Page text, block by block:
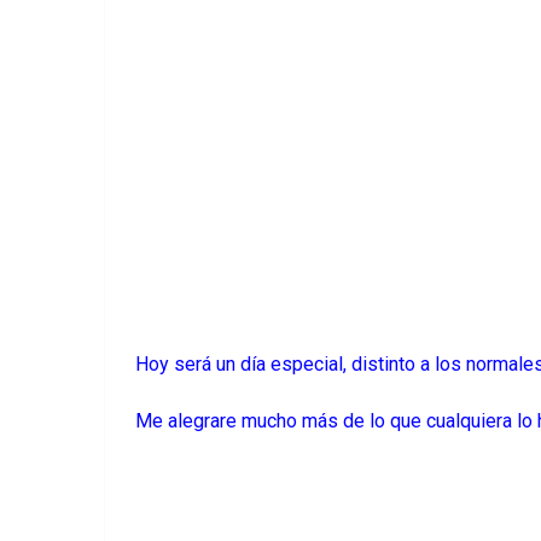
Hoy será un día especial, distinto a los
Me alegrare mucho más de lo que cualquiera lo